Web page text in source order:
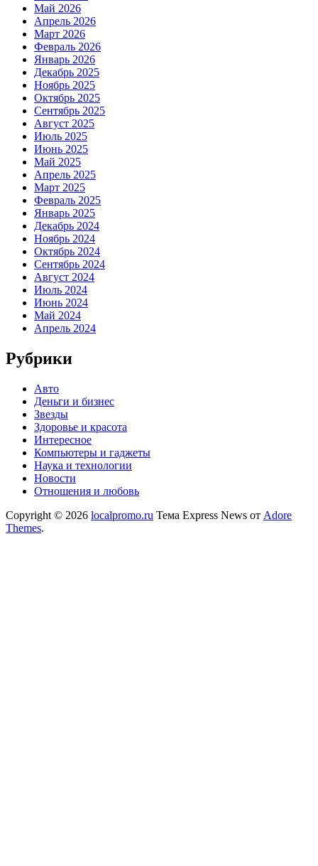
Май 2026
Апрель 2026
Март 2026
Февраль 2026
Январь 2026
Декабрь 2025
Ноябрь 2025
Октябрь 2025
Сентябрь 2025
Август 2025
Июль 2025
Июнь 2025
Май 2025
Апрель 2025
Март 2025
Февраль 2025
Январь 2025
Декабрь 2024
Ноябрь 2024
Октябрь 2024
Сентябрь 2024
Август 2024
Июль 2024
Июнь 2024
Май 2024
Апрель 2024
Рубрики
Авто
Деньги и бизнес
Звезды
Здоровье и красота
Интересное
Компьютеры и гаджеты
Наука и технологии
Новости
Отношения и любовь
Copyright © 2026 localpromo.ru Тема Express News от Adore
Themes.